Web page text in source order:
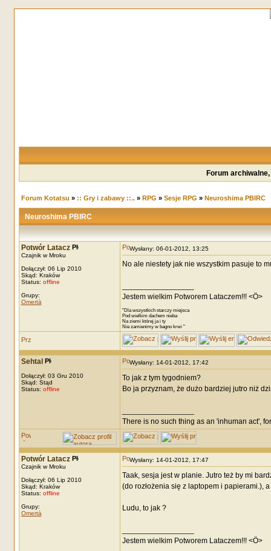
Forum
Forum Kotatsu » :: Gry i zabawy ::..» RPG » Sesje RPG » Neuroshima PBIRC
Neuroshima PBIRC
Potwór Latacz
Czajnik w Mroku
Dołączył: 06 Lip 2010
Skąd: Kraków
Status: offline
Grupy:
Omertà
Wysłany: 06-01-2012, 13:25
No ale niestety jak nie wszystkim pasuje to
Jestem wielkim Potworem Lataczem!!! <Ö>
"Dla wszystkich starczy miejsca
Pod wielkim dachem nieba
Na ziemi której ja i ty
Nie zamienimy w bagno krwi "
Sehtal
Dołączył: 03 Gru 2010
Skąd: Stąd
Status: offline
Wysłany: 14-01-2012, 17:42
To jak z tym tygodniem?
Bo ja przyznam, że dużo bardziej jutro niż
There is no such thing as an 'inhuman act',
Potwór Latacz
Czajnik w Mroku
Dołączył: 06 Lip 2010
Skąd: Kraków
Status: offline
Grupy:
Omertà
Wysłany: 14-01-2012, 17:47
Taak, sesja jest w planie. Jutro też by mi
(do rozłożenia się z laptopem i papierami.),
Ludu, to jak ?
Jestem wielkim Potworem Lataczem!!! <Ö>